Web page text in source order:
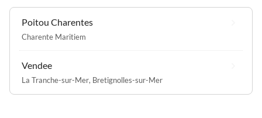
Poitou Charentes
Charente Maritiem
Vendee
La Tranche-sur-Mer, Bretignolles-sur-Mer